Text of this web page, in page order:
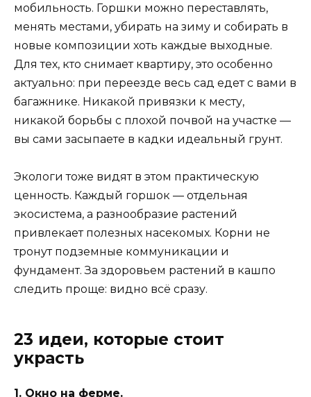
мобильность. Горшки можно переставлять,
менять местами, убирать на зиму и собирать в
новые композиции хоть каждые выходные.
Для тех, кто снимает квартиру, это особенно
актуально: при переезде весь сад едет с вами в
багажнике. Никакой привязки к месту,
никакой борьбы с плохой почвой на участке —
вы сами засыпаете в кадки идеальный грунт.
Экологи тоже видят в этом практическую
ценность. Каждый горшок — отдельная
экосистема, а разнообразие растений
привлекает полезных насекомых. Корни не
тронут подземные коммуникации и
фундамент. За здоровьем растений в кашпо
следить проще: видно всё сразу.
23 идеи, которые стоит
украсть
1. Окно на ферме.